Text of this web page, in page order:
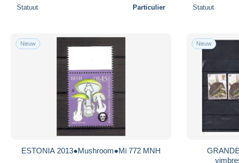
Statuut Particulier Statuut
Nieuw
ESTONIA 2013●Mushroom●Mi 772 MNH
Nieuw